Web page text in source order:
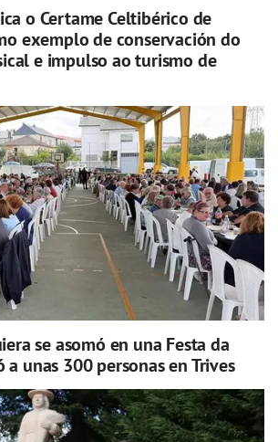
o Certame Celtibérico de
exemplo de conservación do
e impulso ao turismo de
se asomó en una Festa da
a unas 300 personas en Trives